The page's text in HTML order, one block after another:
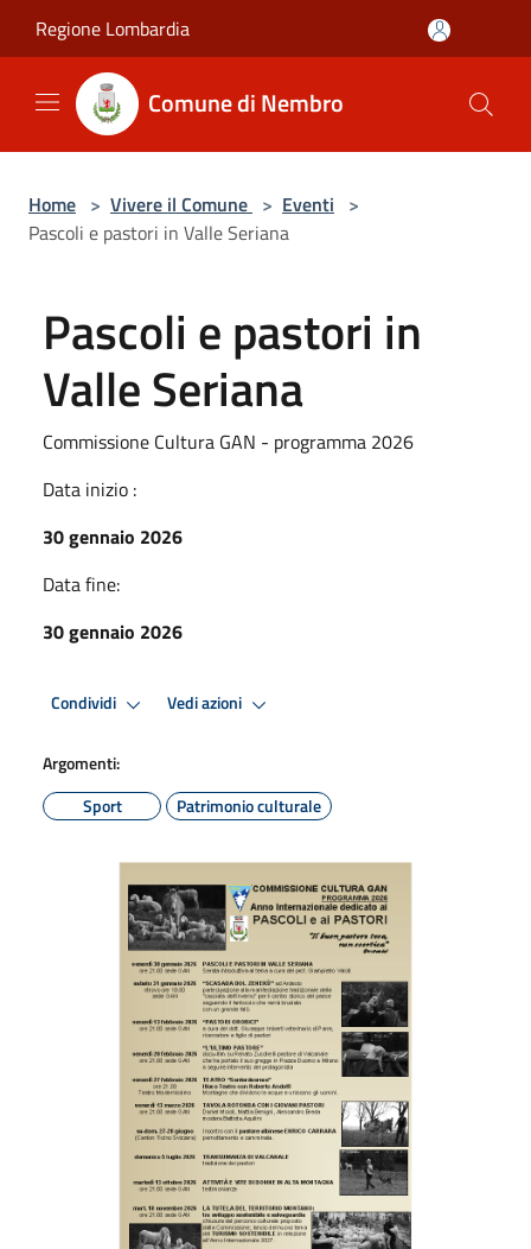
Regione Lombardia
Comune di Nembro
Home > Vivere il Comune > Eventi >
Pascoli e pastori in Valle Seriana
Pascoli e pastori in
Valle Seriana
Commissione Cultura GAN - programma 2026
Data inizio :
30 gennaio 2026
Data fine:
30 gennaio 2026
Condividi Vedi azioni
Argomenti:
Sport
Patrimonio culturale